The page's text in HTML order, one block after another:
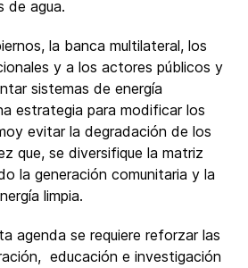
de agua.
la banca multilateral, los
y a los actores públicos y
sistemas de energía
estrategia para modificar los
evitar la degradación de los
que, se diversifique la matriz
la generación comunitaria y la
limpia.
agenda se requiere reforzar las
educación e investigación